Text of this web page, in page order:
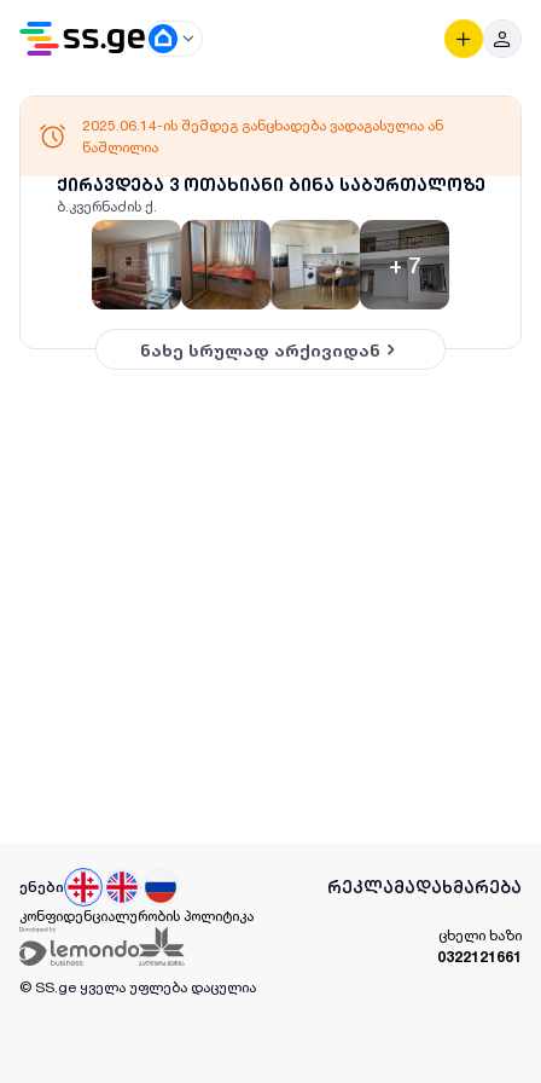
ქირავდება 3 ოთახიანი ბინა საბურთალოზე
ბ.კვერნაძის ქ.
+7
2025.06.14-ის შემდეგ განცხადება ვადაგასულია ან
წაშლილია
ნახე სრულად არქივიდან
ენები რეკლამადახმარება
კონფიდენციალურობის პოლიტიკა
ცხელი ხაზი
0322121661
© SS.ge ყველა უფლება დაცულია